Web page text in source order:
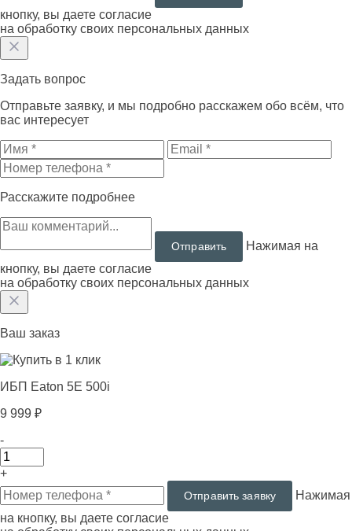
кнопку, вы даете согласие
на обработку своих персональных данных
Задать вопрос
Отправьте заявку, и мы подробно расскажем обо всём, что
вас интересует
Расскажите подробнее
Нажимая на
кнопку, вы даете согласие
на обработку своих персональных данных
Ваш заказ
ИБП Eaton 5E 500i
9 999 ₽
-
+
Нажимая
на кнопку, вы даете согласие